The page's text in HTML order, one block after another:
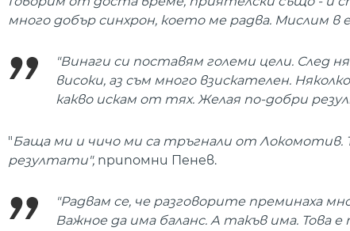
много добър синхрон, което ме радва. Мислим в
"Винаги си поставям големи цели. След
високи, аз съм много взискателен.
какво искам от тях. Желая по-добри
"Баща ми и чичо ми са тръгнали от Локомотив.
резултати", припомни Пенев.
"Радвам се, че разговорите преминаха
Важное да има баланс. А такъв има.